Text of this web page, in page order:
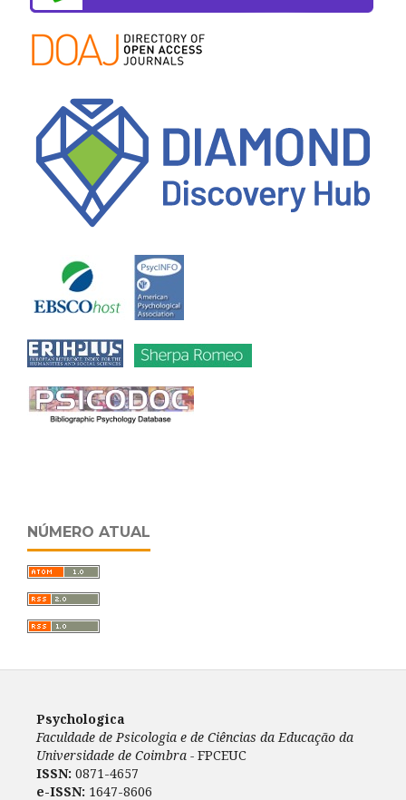
NÚMERO ATUAL
Psychologica
Faculdade de Psicologia e de Ciências da Educação da
Universidade de Coimbra - FPCEUC
ISSN: 0871-4657
e-ISSN: 1647-8606